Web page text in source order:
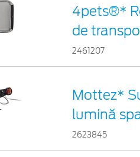
4pets®*
de
2461207
Mottez*
lumină
2623845